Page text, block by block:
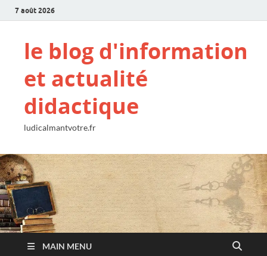
7 août 2026
le blog d'information
et actualité
didactique
ludicalmantvotre.fr
MAIN MENU